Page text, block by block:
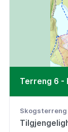
Terreng 6 -
Skogsterreng